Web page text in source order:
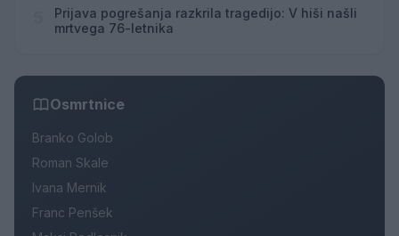
Prijava pogrešanja razkrila tragedijo: V hiši našli
mrtvega 76-letnika
Osmrtnice
Branko Golob
Roman Skale
Ivana Mernik
Franc Penšek